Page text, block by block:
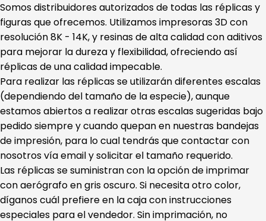
Somos distribuidores autorizados de todas las réplicas y
figuras que ofrecemos. Utilizamos impresoras 3D con
resolución 8K - 14K, y resinas de alta calidad con aditivos
para mejorar la dureza y flexibilidad, ofreciendo así
réplicas de una calidad impecable.
Para realizar las réplicas se utilizarán diferentes escalas
(dependiendo del tamaño de la especie), aunque
estamos abiertos a realizar otras escalas sugeridas bajo
pedido siempre y cuando quepan en nuestras bandejas
de impresión, para lo cual tendrás que contactar con
nosotros vía email y solicitar el tamaño requerido.
Las réplicas se suministran con la opción de imprimar
con aerógrafo en gris oscuro. Si necesita otro color,
díganos cuál prefiere en la caja con instrucciones
especiales para el vendedor. Sin imprimación, no